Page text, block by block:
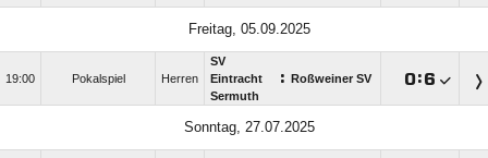
Freitag, 05.09.2025
19:00 Pokalspiel Herren
SV
Eintracht
Sermuth
: Roßweiner SV :
Sonntag, 27.07.2025